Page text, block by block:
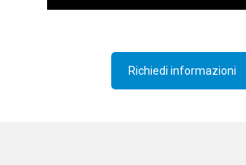
Richiedi informazioni